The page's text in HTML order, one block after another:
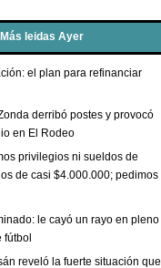
Más leidas Ayer
el plan para refinanciar
derribó postes y provocó
en El Rodeo
privilegios ni sueldos de
de casi $4.000.000; pedimos
le cayó un rayo en pleno
fútbol
reveló la fuerte situación que